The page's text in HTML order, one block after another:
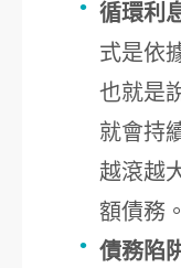
循環利
式是依
也就是
就會持
越滾越
額債務。
債務陷